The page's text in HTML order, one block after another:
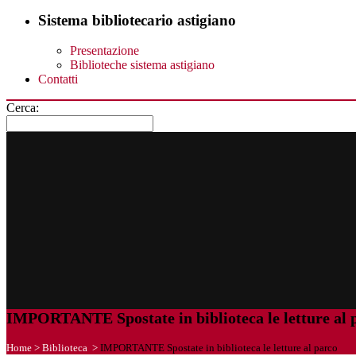
Sistema bibliotecario astigiano
Presentazione
Biblioteche sistema astigiano
Contatti
Cerca:
IMPORTANTE Spostate in biblioteca le letture al
Home > Biblioteca > IMPORTANTE Spostate in biblioteca le letture al parco